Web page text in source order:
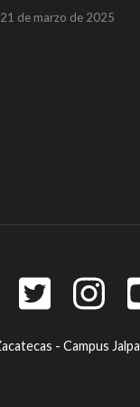
21 de marzo de 2025
- Campus Jalpa